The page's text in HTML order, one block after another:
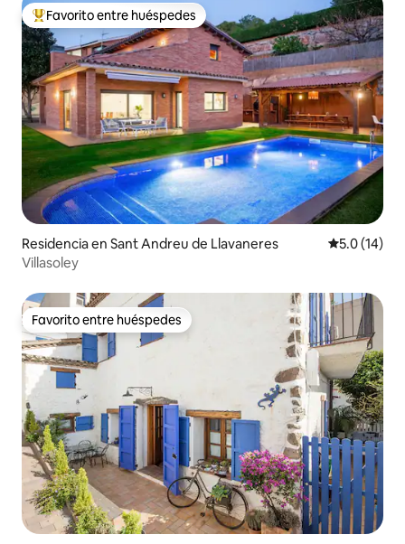
De los mejores en Favorito entre huéspedes
Favorito entre huéspedes
Residencia en Sant Andreu de Llavaneres Calificación
5.0 (14)
Villasoley
Favorito entre huéspedes
Favorito entre huéspedes